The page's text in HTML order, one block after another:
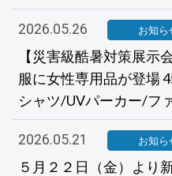
2026.05.26 お知ら
【災害級酷暑対策展示
服に女性専用品が登場
シャツ/UVパーカー/フ
2026.05.21 お知ら
５月２２日（金）より